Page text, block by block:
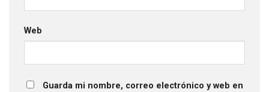
Web
Guarda mi nombre, correo electrónico y web en